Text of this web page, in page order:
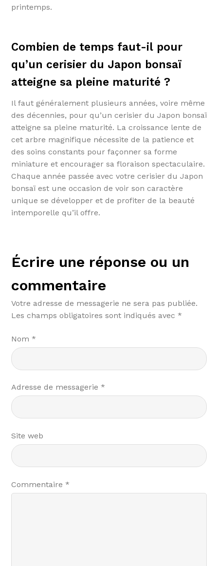
printemps.
Combien de temps faut-il pour
qu’un cerisier du Japon bonsaï
atteigne sa pleine maturité ?
Il faut généralement plusieurs années, voire même
des décennies, pour qu’un cerisier du Japon bonsaï
atteigne sa pleine maturité. La croissance lente de
cet arbre magnifique nécessite de la patience et
des soins constants pour façonner sa forme
miniature et encourager sa floraison spectaculaire.
Chaque année passée avec votre cerisier du Japon
bonsaï est une occasion de voir son caractère
unique se développer et de profiter de la beauté
intemporelle qu’il offre.
Écrire une réponse ou un
commentaire
Votre adresse de messagerie ne sera pas publiée.
Les champs obligatoires sont indiqués avec *
Nom *
Adresse de messagerie *
Site web
Commentaire *